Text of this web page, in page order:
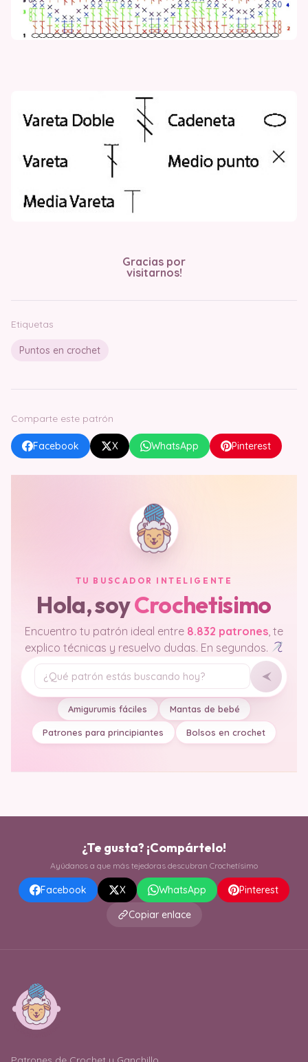
Gracias por
visitarnos!
Etiquetas
Puntos en crochet
Comparte este patrón
Facebook X WhatsApp Pinterest
TU BUSCADOR INTELIGENTE
Hola, soyCrochetisimo
Encuentro tu patrón ideal entre 8.832 patrones , te
explico técnicas y resuelvo dudas. En segundos.
Tu pregunta
Amigurumis fáciles Mantas de bebé
Patrones para principiantes Bolsos en crochet
¿Te gusta? ¡Compártelo!
Ayúdanos a que más tejedoras descubran Crochetísimo
Facebook X WhatsApp
Pinterest
Copiar enlace